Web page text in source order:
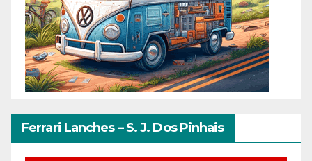
Ferrari Lanches – S. J. Dos Pinhais